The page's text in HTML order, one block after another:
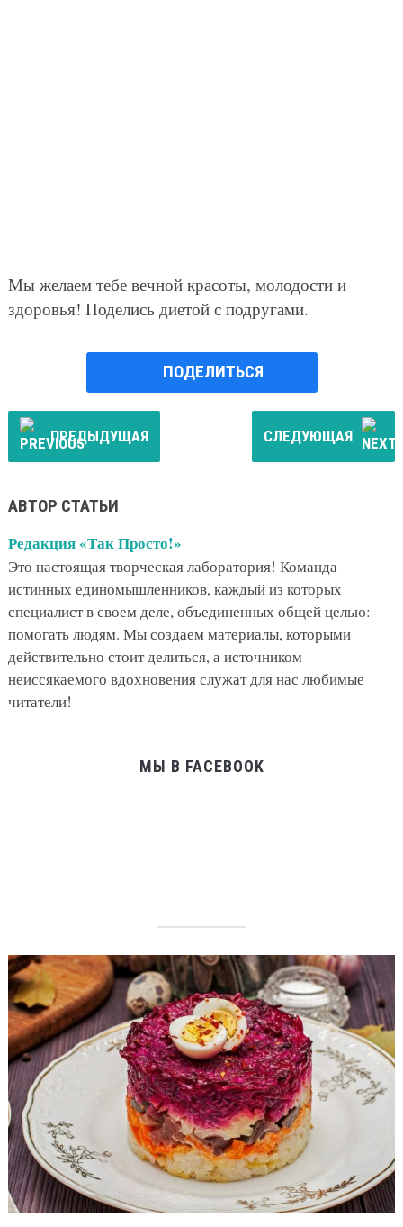
Мы желаем тебе вечной красоты, молодости и
здоровья! Поделись диетой с подругами.
ПОДЕЛИТЬСЯ
ПРЕДЫДУЩАЯ СЛЕДУЮЩАЯ
АВТОР СТАТЬИ
Редакция «Так Просто!»
Это настоящая творческая лаборатория! Команда
истинных единомышленников, каждый из которых
специалист в своем деле, объединенных общей целью:
помогать людям. Мы создаем материалы, которыми
действительно стоит делиться, а источником
неиссякаемого вдохновения служат для нас любимые
читатели!
МЫ В FACEBOOK